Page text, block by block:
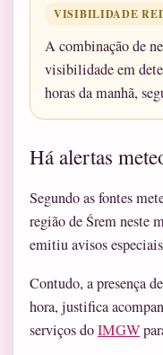
VISIBILIDADE
A combinação de
visibilidade em
horas da manhã,
Há alertas
Segundo as fontes
região de Śrem neste
emitiu avisos
Contudo, a presença
hora, justifica
serviços doIMGW